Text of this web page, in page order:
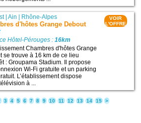
|Ain Rhône-Alpes
d'hôtes Grange Debout
Hôtel-Pérouges :16km
Chambres d'hôtes Grange
se trouve à 16 km de ce lieu
: Groupama Stadium. Il propose
Wi-Fi gratuite et un parking
L’établissement dispose
à ...
VOIR
L'OFFRE
3 4 5 6 7 8 9 10 11 12 13 14 15 >